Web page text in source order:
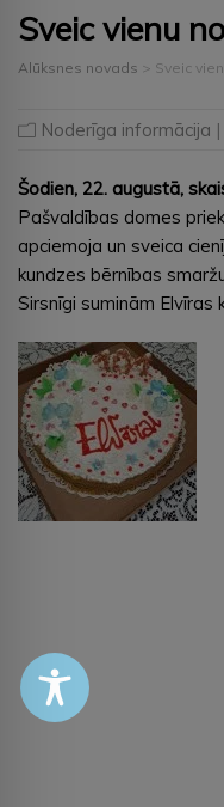
Sveic vienu
Alūksnes novads > Sveic
Noderīga informācija
Šodien, 22. augustā,
Pašvaldības domes
apciemoja un sveica
kundzes bērnības
Sirsnīgi suminām Elvīras